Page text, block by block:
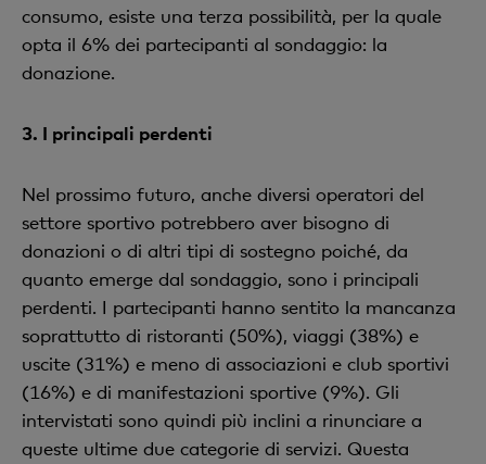
consumo, esiste una terza possibilità, per la quale
opta il 6% dei partecipanti al sondaggio: la
donazione.
3. I principali perdenti
Nel prossimo futuro, anche diversi operatori del
settore sportivo potrebbero aver bisogno di
donazioni o di altri tipi di sostegno poiché, da
quanto emerge dal sondaggio, sono i principali
perdenti. I partecipanti hanno sentito la mancanza
soprattutto di ristoranti (50%), viaggi (38%) e
uscite (31%) e meno di associazioni e club sportivi
(16%) e di manifestazioni sportive (9%). Gli
intervistati sono quindi più inclini a rinunciare a
queste ultime due categorie di servizi. Questa